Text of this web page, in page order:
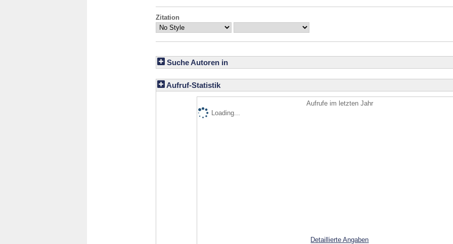
Zitation
Suche Autoren in
Aufruf-Statistik
Aufrufe im letzten Jahr
Loading...
Detaillierte Angaben